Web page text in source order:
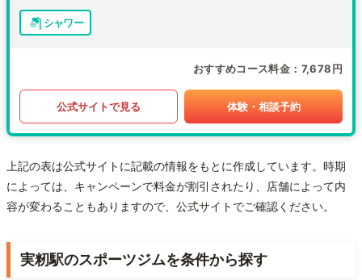
シャワー
おすすめコース料金 7,678円
公式サイトで見る 体験・相談予約
上記の表は公式サイトに記載の情報をもとに作成しています。時期
によっては、キャンペーンで料金が割引されたり、店舗によって内
容が変わることもありますので、公式サイトでご確認ください。
実籾駅のスポーツジムを条件から探す